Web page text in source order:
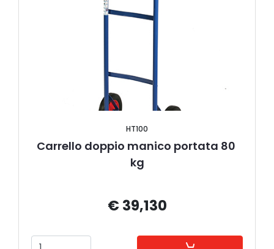
HT100
Carrello doppio manico portata 80
kg
€ 39,130